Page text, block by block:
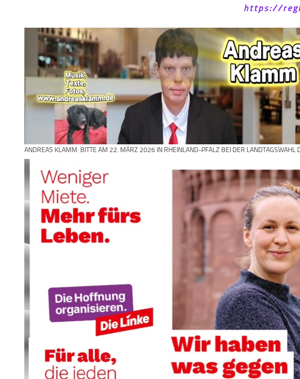
https://
ANDREAS KLAMM: BITTE AM 22. MÄRZ 2026 IN RHEINLAND-PFALZ BEI DER LANDTAGSWAHL